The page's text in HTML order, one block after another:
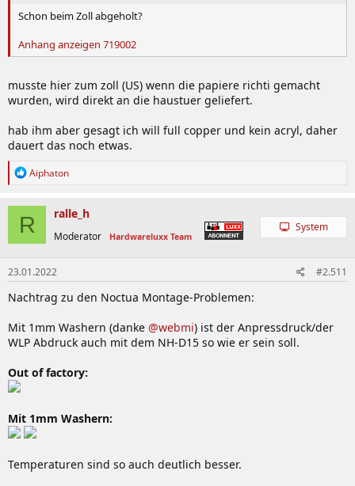
Schon beim Zoll abgeholt?
Anhang anzeigen 719002
musste hier zum zoll (US) wenn die papiere richti gemacht
wurden, wird direkt an die haustuer geliefert.
hab ihm aber gesagt ich will full copper und kein acryl, daher
dauert das noch etwas.
R
k
t
i
o
n
e
n
:
Aiphaton
R ralle_h
Moderator Hardwareluxx Team
System
23.01.2022 #2.511
Nachtrag zu den Noctua Montage-Problemen:
Mit 1mm Washern (danke @webmi) ist der Anpressdruck/der
WLP Abdruck auch mit dem NH-D15 so wie er sein soll.
Out of factory:
Mit 1mm Washern:
Temperaturen sind so auch deutlich besser.